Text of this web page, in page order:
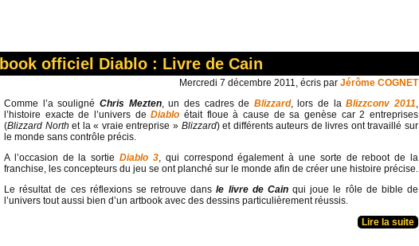
officiel Diablo : Livre de Cain
Mercredi 7 décembre 2011, écris par Jérôme COGNET
Comme l’a souligné Chris Mezten, un des cadres de Blizzard, lors de laBlizzconv 2011,
l’histoire exacte de l’univers deDiablo était floue à cause de sa genèse car 2 entreprises
(Blizzard North et la « vraie entreprise » Blizzard) et différents auteurs de livres ont travaillé sur
le monde sans contrôle précis.
A l’occasion de la sortieDiablo 3, qui correspond également à une sorte de reboot de la
franchise, les concepteurs du jeu se ont planché sur le monde afin de créer une histoire précise.
Le résultat de ces réflexions se retrouve dansle livre de Cainqui joue le rôle de bible de
l’univers tout aussi bien d’un artbook avec des dessins particulièrement réussis.
Lire la suite